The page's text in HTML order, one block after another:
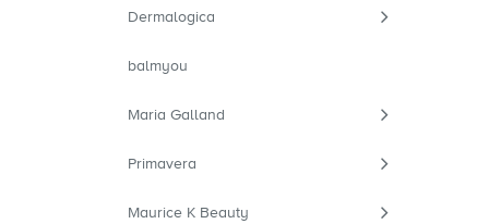
Dermalogica
balmyou
Maria Galland
Primavera
Maurice K Beauty